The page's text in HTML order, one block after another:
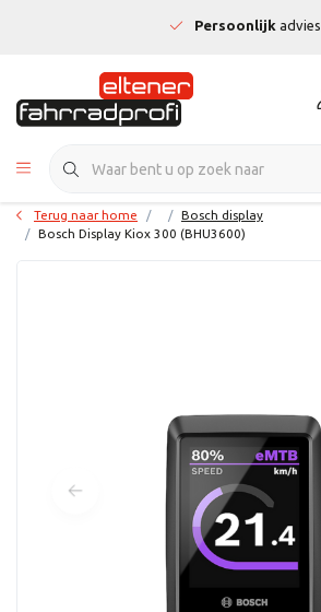
Persoonlijkadvies
Terug naar home
Bosch display
Bosch Display Kiox 300 (BHU3600)